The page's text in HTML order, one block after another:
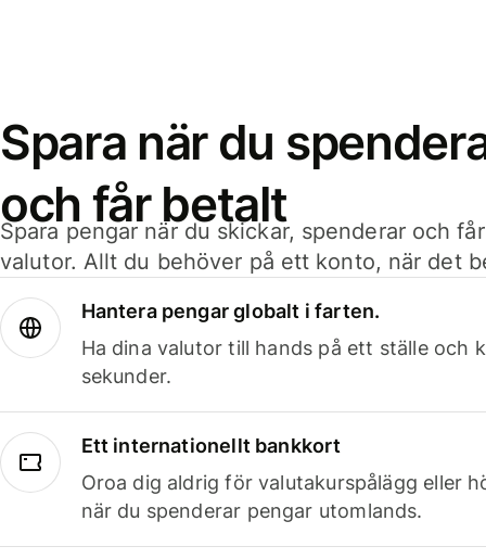
Spara när du
och får betalt
Spara pengar när du skickar, spenderar och
valutor. Allt du behöver på ett konto, när det
Hantera pengar globalt i farten.
Ha dina valutor till hands på ett ställe och
sekunder.
Ett internationellt bankkort
Oroa dig aldrig för valutakurspålägg eller
när du spenderar pengar utomlands.